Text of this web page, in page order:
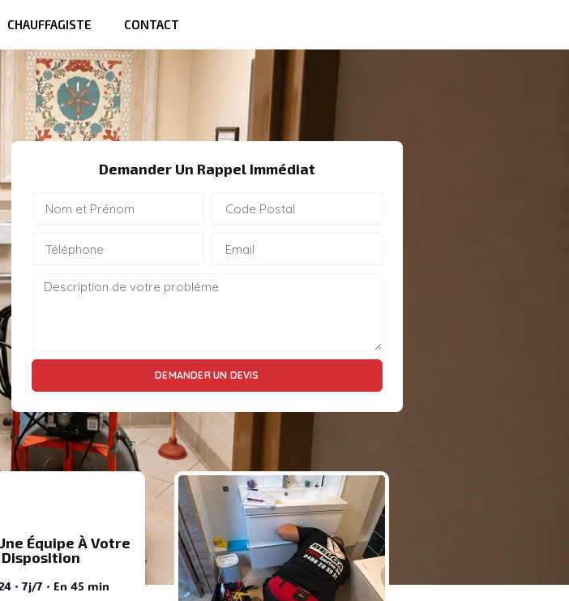
CHAUFFAGISTE CONTACT
Demander Un Rappel Immédiat
DEMANDER UN DEVIS
Équipe À Votre
Disposition
· 7j/7 · En 45 min